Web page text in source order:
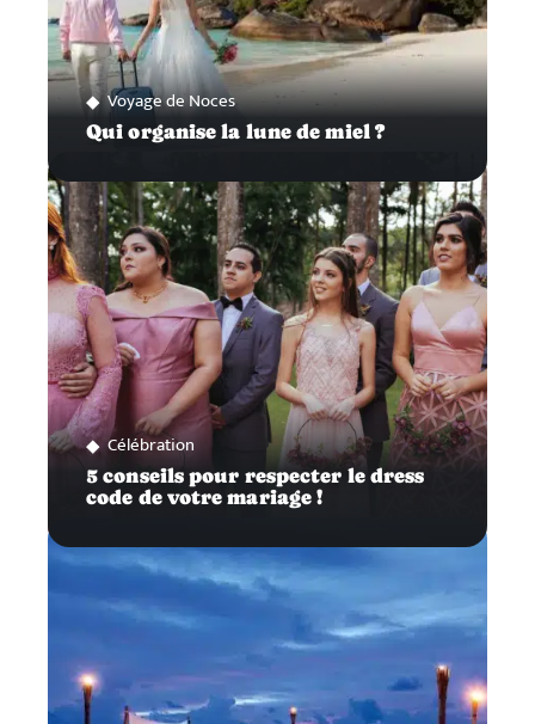
Voyage de Noces
Qui organise la lune de miel ?
Célébration
5 conseils pour respecter le dress
code de votre mariage !